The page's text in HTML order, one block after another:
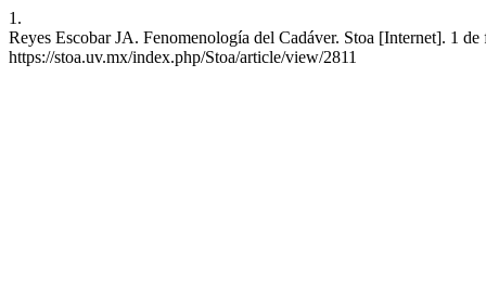
1.
Reyes Escobar JA. Fenomenología del Cadáver. Stoa [Internet]. 1
https://stoa.uv.mx/index.php/Stoa/article/view/2811